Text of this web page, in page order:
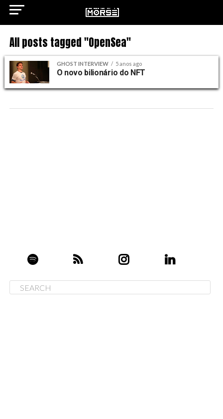
All posts tagged "OpenSea"
GHOST INTERVIEW 5 anos ago
O novo bilionário do NFT